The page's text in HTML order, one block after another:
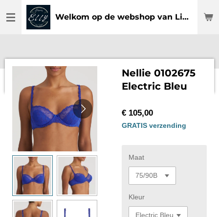
direct
Welkom op de webshop van Lingerie Elly
Nellie 0102675
Electric Bleu
€ 105,00
GRATIS verzending
Maat
Kleur